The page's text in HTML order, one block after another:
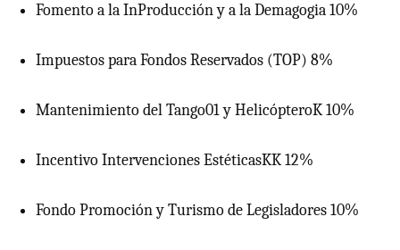
Fomento a la InProducción y a la Demagogia 10%
Impuestos para Fondos Reservados (TOP) 8%
Mantenimiento del Tango01 y HelicópteroK 10%
Incentivo Intervenciones EstéticasKK 12%
Fondo Promoción y Turismo de Legisladores 10%